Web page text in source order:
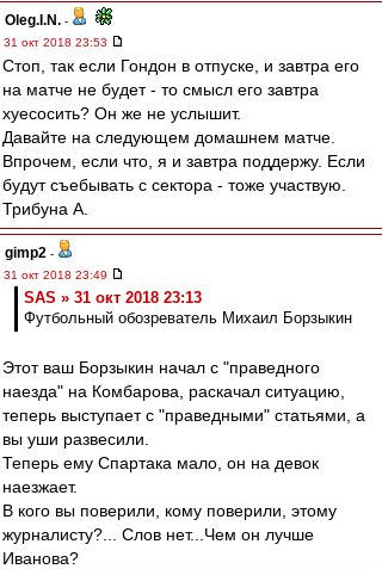
Oleg.I.N. -
31 окт 2018 23:53
Стоп, так если Гондон в отпуске, и завтра его
на матче не будет - то смысл его завтра
хуесосить? Он же не услышит.
Давайте на следующем домашнем матче.
Впрочем, если что, я и завтра поддержу. Если
будут съебывать с сектора - тоже участвую.
Трибуна А.
gimp2 -
31 окт 2018 23:49
SAS » 31 окт 2018 23:13
Футбольный обозреватель Михаил Борзыкин
Этот ваш Борзыкин начал с "праведного
наезда" на Комбарова, раскачал ситуацию,
теперь выступает с "праведными" статьями, а
вы уши развесили.
Теперь ему Спартака мало, он на девок
наезжает.
В кого вы поверили, кому поверили, этому
журналисту?... Слов нет...Чем он лучше
Иванова?